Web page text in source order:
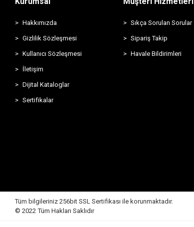
Hakkımızda
Gizlilik Sözleşmesi
Kullanıcı Sözleşmesi
İletişim
Dijital Kataloglar
Sertifikalar
Sıkça Sorulan Sorular
Sipariş Takip
Havale Bildirimleri
Tüm bilgileriniz 256bit SSL Sertifikası ile korunmaktadır.
© 2022Tüm Hakları Saklıdır